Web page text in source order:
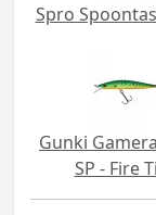
Spro
Gunki
SP - Fire